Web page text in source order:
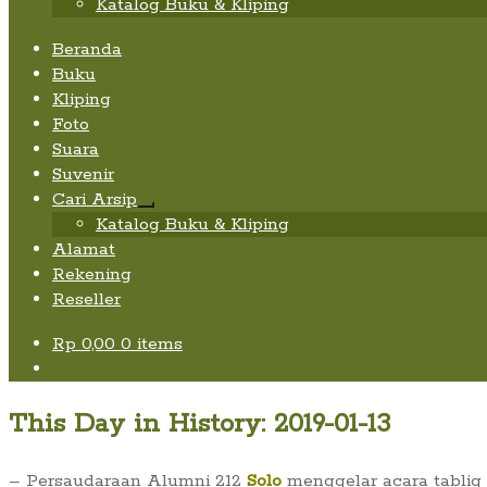
Katalog Buku & Kliping
Beranda
Buku
Kliping
Foto
Suara
Suvenir
Cari Arsip
Expand
child
Katalog Buku & Kliping
Alamat
Rekening
Reseller
Rp 0,00 0 items
This Day in History: 2019-01-13
– Persaudaraan Alumni 212 Solo menggelar acara tablig